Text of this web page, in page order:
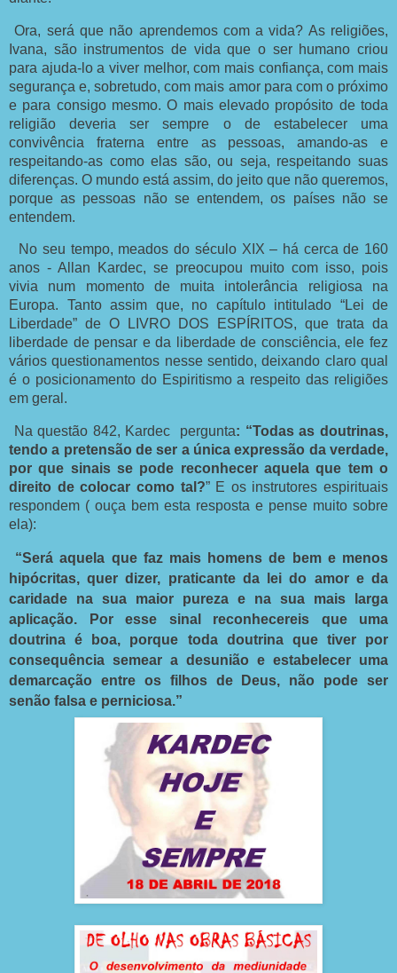
Ora, será que não aprendemos com a vida? As religiões,
Ivana, são instrumentos de vida que o ser humano criou
para ajuda-lo a viver melhor, com mais confiança, com mais
segurança e, sobretudo, com mais amor para com o próximo
e para consigo mesmo. O mais elevado propósito de toda
religião deveria ser sempre o de estabelecer uma
convivência fraterna entre as pessoas, amando-as e
respeitando-as como elas são, ou seja, respeitando suas
diferenças. O mundo está assim, do jeito que não queremos,
porque as pessoas não se entendem, os países não se
entendem.
No seu tempo, meados do século XIX – há cerca de 160
anos - Allan Kardec, se preocupou muito com isso, pois
vivia num momento de muita intolerância religiosa na
Europa. Tanto assim que, no capítulo intitulado “Lei de
Liberdade” de O LIVRO DOS ESPÍRITOS, que trata da
liberdade de pensar e da liberdade de consciência, ele fez
vários questionamentos nesse sentido, deixando claro qual
é o posicionamento do Espiritismo a respeito das religiões
em geral.
Na questão 842, Kardec pergunta: “Todas as doutrinas,
tendo a pretensão de ser a única expressão da verdade,
por que sinais se pode reconhecer aquela que tem o
direito de colocar como tal?” E os instrutores espirituais
respondem ( ouça bem esta resposta e pense muito sobre
ela):
“Será aquela que faz mais homens de bem e menos
hipócritas, quer dizer, praticante da lei do amor e da
caridade na sua maior pureza e na sua mais larga
aplicação. Por esse sinal reconhecereis que uma
doutrina é boa, porque toda doutrina que tiver por
consequência semear a desunião e estabelecer uma
demarcação entre os filhos de Deus, não pode ser
senão falsa e perniciosa.”